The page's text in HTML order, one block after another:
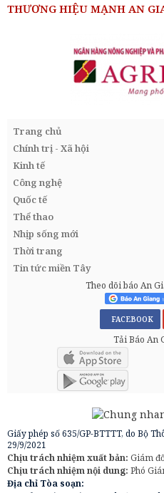
THƯƠNG HIỆU MẠNH AN
Trang chủ
Chính trị - Xã hội
Kinh tế
Công nghệ
Quốc tế
Thể thao
Nhịp sống mới
Thời trang
Tin tức miền Tây
Theo dõi báo An
FACEBOOK
Tải Báo An
Giấy phép số 635/GP-BTTTT, do Bộ
29/9/2021
Chịu trách nhiệm xuất bản: Giám
Chịu trách nhiệm nội dung: Phó
Địa chỉ Tòa soạn: